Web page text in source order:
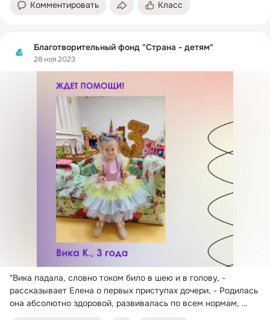
Комментировать Класс
Благотворительный фонд "Страна - детям"
28 ноя 2023
"Вика падала, словно током било в шею и в голову, -
рассказывает Елена о первых приступах дочери, - Родилась
она абсолютно здоровой, развивалась по всем нормам,